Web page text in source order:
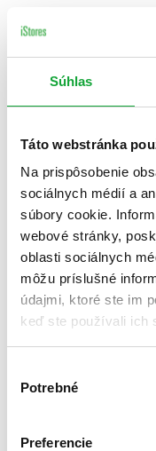
Súhlas
Táto webstránka
Na prispôsobenie
sociálnych médií a
súbory cookie.
webové stránky,
oblasti sociálnych
môžu príslušné
údajmi, ktoré ste im
keď ste používali ich
súhlasu
Potrebné
Preferencie